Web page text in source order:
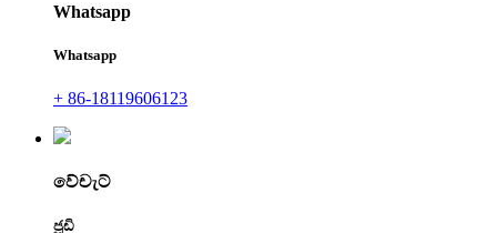
Whatsapp
Whatsapp
+ 86-18119606123
වේචැට්
ජූඩි